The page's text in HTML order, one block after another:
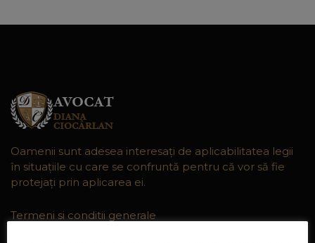
Oamenii sunt adesea interesaţi de aplicabilitatea legii
în situaţiile cu care se confruntă pentru că vor să fie
protejaţi prin aplicarea ei.
Termeni si conditii generale